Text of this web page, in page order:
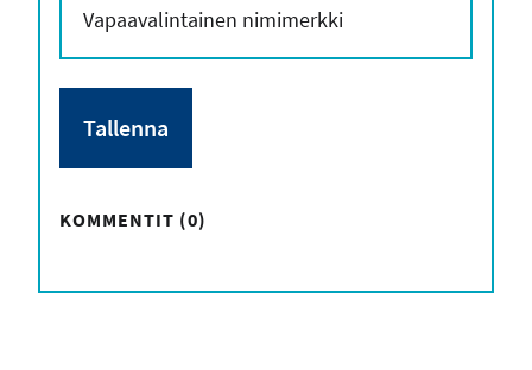
KOMMENTIT (0)